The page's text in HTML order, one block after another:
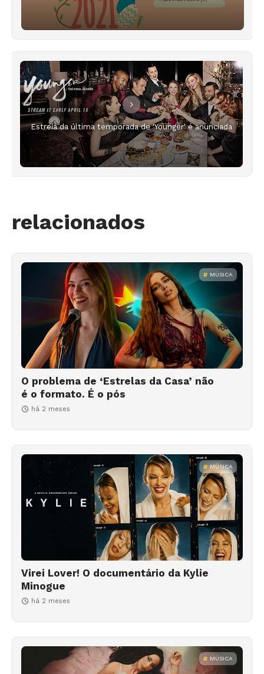
Estreia da última temporada de 'Younger' é anunciada
relacionados
MÚSICA
O problema de ‘Estrelas da Casa’ não
é o formato. É o pós
há 2 meses
MÚSICA
Virei Lover! O documentário da Kylie
Minogue
há 2 meses
MÚSICA